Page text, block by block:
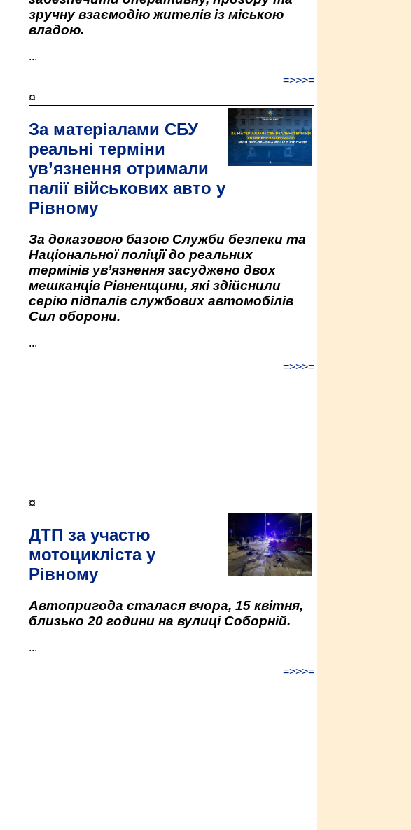
зручну взаємодію жителів із міською
владою.
...
=>>>=
¤
За матеріалами СБУ
реальні терміни
ув’язнення отримали
палії військових авто у
Рівному
За доказовою базою Служби безпеки та
Національної поліції до реальних
термінів ув’язнення засуджено двох
мешканців Рівненщини, які здійснили
серію підпалів службових автомобілів
Сил оборони.
...
=>>>=
¤
ДТП за участю
мотоцикліста у
Рівному
Автопригода сталася вчора, 15 квітня,
близько 20 години на вулиці Соборній.
...
=>>>=